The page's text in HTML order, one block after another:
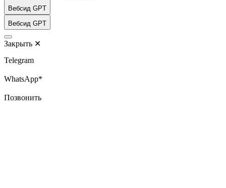
Вебсид GPT
Вебсид GPT
Закрыть ✕
Telegram
WhatsApp*
Позвонить